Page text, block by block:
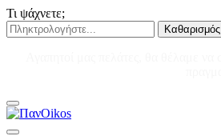
Τι ψάχνετε;
Καθαρισμός